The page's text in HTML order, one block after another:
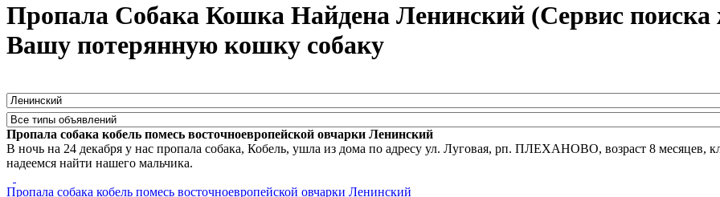
Пропала Собака Кошка Найдена Ленинский (Сервис
Вашу потерянную кошку собаку
Пропала собака кобель помесь восточноевропейской овчарки Ленинский
В ночь на 24 декабря у нас пропала собака, Кобель, ушла из дома по адресу ул. Луговая, рп. ПЛЕХАНОВО, возраст 8
надеемся найти нашего мальчика.
Пропала собака кобель помесь восточноевропейской овчарки Ленинский